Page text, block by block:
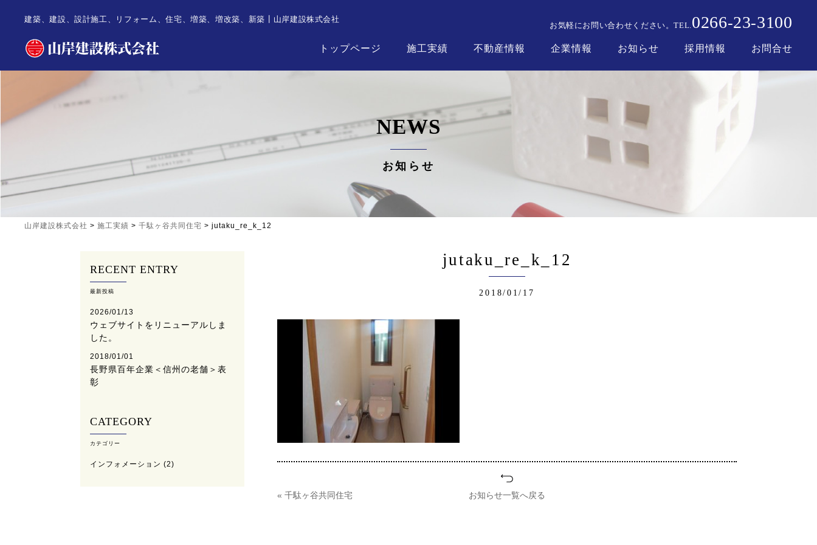
建築、建設、設計施工、リフォーム、住宅、増築、増改築、新築┃山岸建設株式会社
お気軽にお問い合わせください。TEL.0266-23-3100
トップページ 施工実績 不動産情報 企業情報 お知らせ 採用情報 お問合せ
NEWS
お知らせ
山岸建設株式会社 >施工実績 >千駄ヶ谷共同住宅 >jutaku_re_k_12
jutaku_re_k_12
2018/01/17
« 千駄ヶ谷共同住宅 お知らせ一覧へ戻る
RECENT ENTRY
最新投稿
2026/01/13
ウェブサイトをリニューアルしま
した。
2018/01/01
長野県百年企業＜信州の老舗＞表
彰
CATEGORY
カテゴリー
インフォメーション (2)